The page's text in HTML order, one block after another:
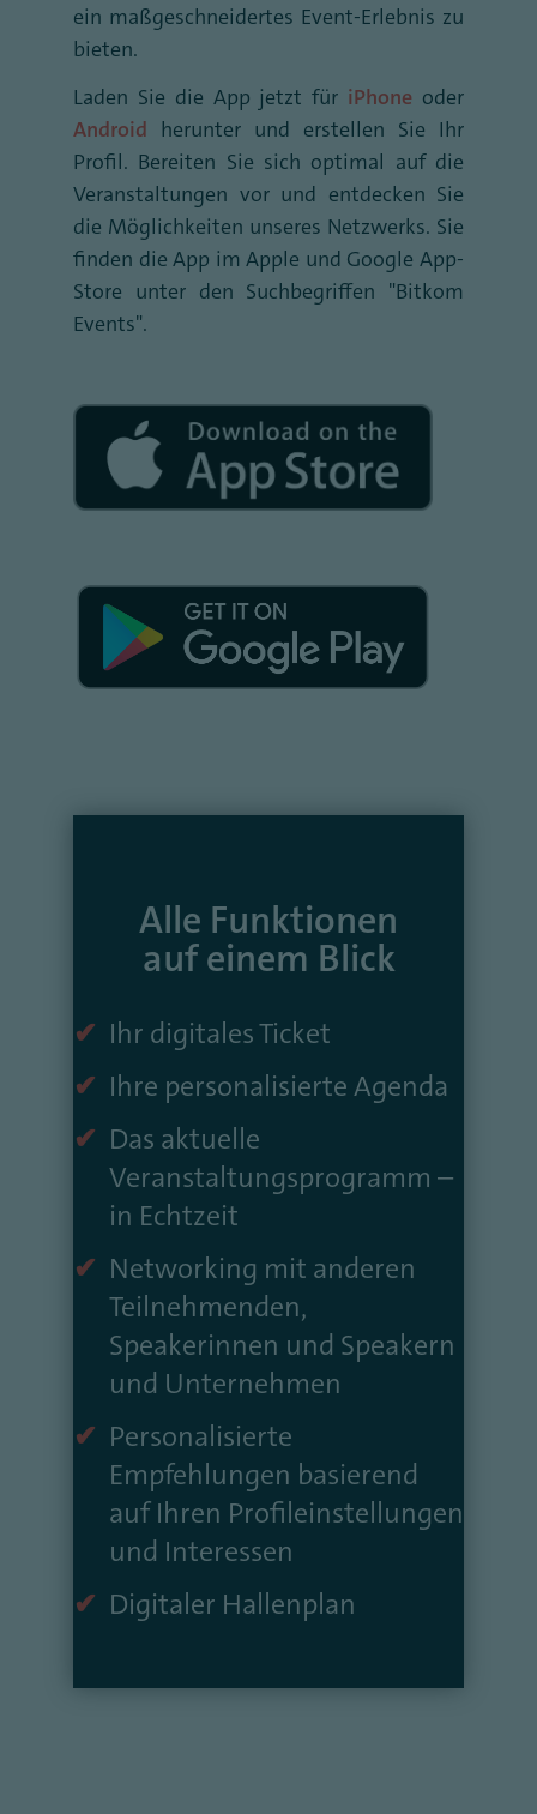
ein maßgeschneidertes Event-Erlebnis zu
bieten.
Laden Sie die App jetzt für iPhone oder
Android herunter und erstellen Sie Ihr
Profil. Bereiten Sie sich optimal auf die
Veranstaltungen vor und entdecken Sie
die Möglichkeiten unseres Netzwerks. Sie
finden die App im Apple und Google App-
Store unter den Suchbegriffen "Bitkom
Events".
Alle Funktionen
auf einem Blick
Ihr digitales Ticket
Ihre personalisierte Agenda
Das aktuelle
Veranstaltungsprogramm –
in Echtzeit
Networking mit anderen
Teilnehmenden,
Speakerinnen und Speakern
und Unternehmen
Personalisierte
Empfehlungen basierend
auf Ihren Profileinstellungen
und Interessen
Digitaler Hallenplan